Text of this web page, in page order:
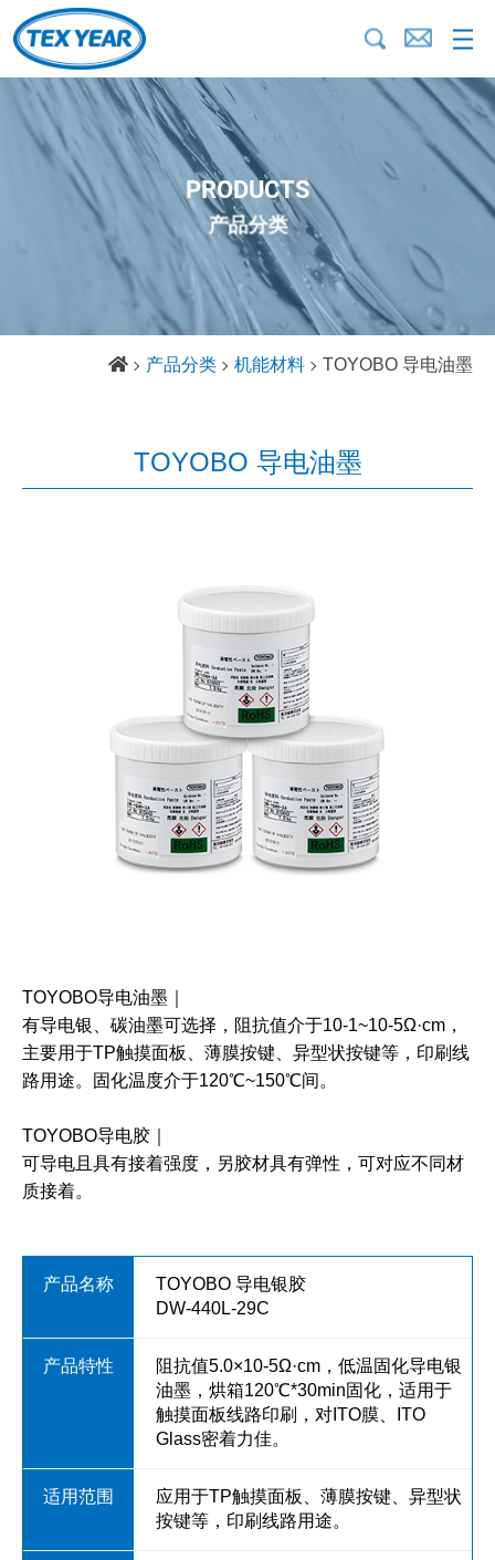
PRODUCTS
产品分类
产品分类 机能材料 TOYOBO 导电油墨
TOYOBO 导电油墨
TOYOBO导电油墨
有导电银、碳油墨可选择，阻抗值介于10-1~10-5Ω·cm，
主要用于TP触摸面板、薄膜按键、异型状按键等，印刷线
路用途。固化温度介于120℃~150℃间。
TOYOBO导电胶
可导电且具有接着强度，另胶材具有弹性，可对应不同材
质接着。
TOYOBO 导电银胶
DW-440L-29C
阻抗值5.0×10-5Ω·cm，低温固化导电银
油墨，烘箱120℃*30min固化，适用于
触摸面板线路印刷，对ITO膜、ITO
Glass密着力佳。
应用于TP触摸面板、薄膜按键、异型状
按键等，印刷线路用途。